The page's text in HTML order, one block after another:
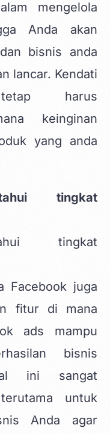
mengelola
Anda akan
bisnis anda
lancar. Kendati
harus
keinginan
yang anda
tingkat
Facebook juga
fitur di mana
ads mampu
bisnis
ini sangat
untuk
Anda agar